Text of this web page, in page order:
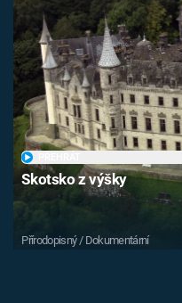
Skotsko z výšky
Přírodopisný / Dokumentární